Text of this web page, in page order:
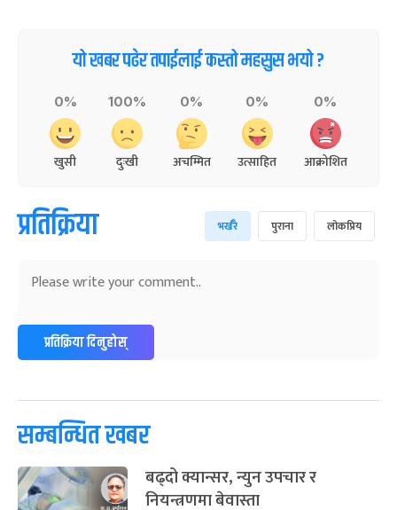
यो खबर पढेर तपाईलाई कस्तो महसुस भयो ?
0%
खुसी
100%
दुःखी
0%
अचम्मित
0%
उत्साहित
0%
आक्रोशित
प्रतिक्रिया भर्खरै पुराना लोकप्रिय
प्रतिक्रिया दिनुहोस्
सम्बन्धित खबर
बढ्दो क्यान्सर, न्युन उपचार र
नियन्त्रणमा बेवास्ता